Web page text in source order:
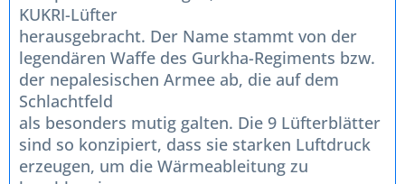
KUKRI-Lüfter
herausgebracht. Der Name stammt von der
legendären Waffe des Gurkha-Regiments bzw.
der nepalesischen Armee ab, die auf dem
Schlachtfeld
als besonders mutig galten. Die 9 Lüfterblätter
sind so konzipiert, dass sie starken Luftdruck
erzeugen, um die Wärmeableitung zu